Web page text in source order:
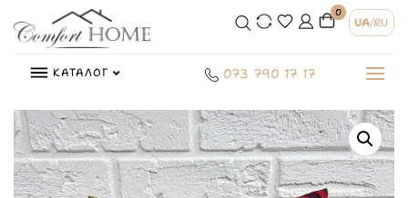
0
UA/RU
КАТАЛОГ 073 790 17 17